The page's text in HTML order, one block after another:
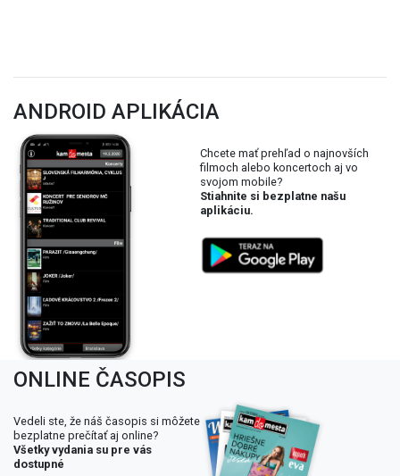
ANDROID APLIKÁCIA
Chcete mať prehľad o najnovších
filmoch alebo koncertoch aj vo
svojom mobile?
Stiahnite si bezplatne našu
aplikáciu.
ONLINE ČASOPIS
Vedeli ste, že náš časopis si môžete
bezplatne prečítať aj online?
Všetky vydania su pre vás
dostupné